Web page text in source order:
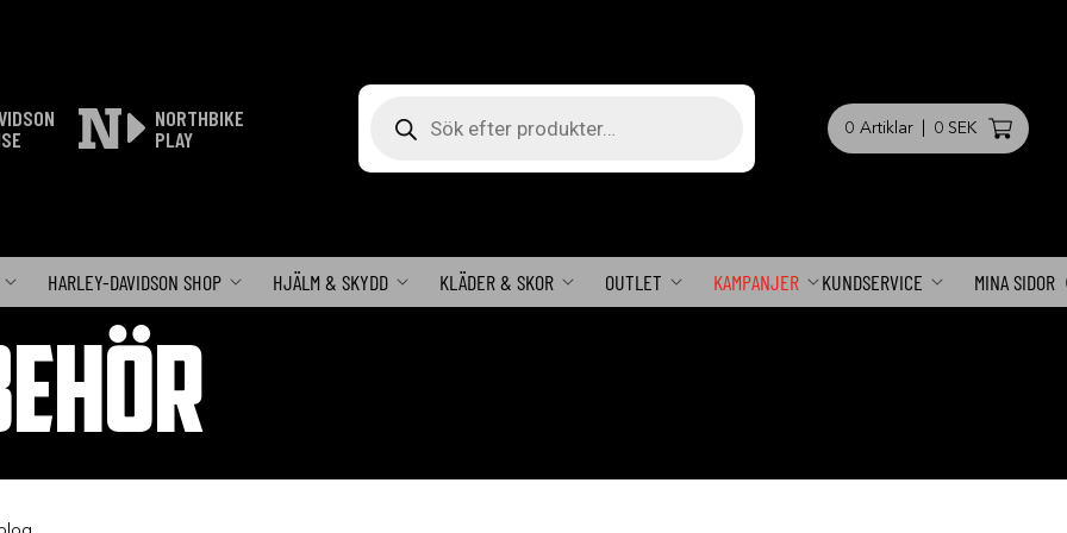
NORTHBIKE
PLAY
0 Artiklar 0 SEK
HARLEY-DAVIDSON SHOP HJÄLM & SKYDD KLÄDER & SKOR OUTLET KAMPANJER KUNDSERVICE MINA SIDOR